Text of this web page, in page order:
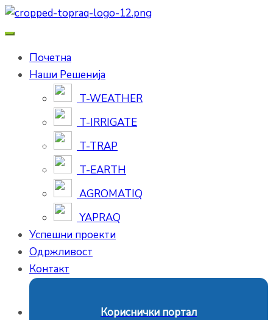
Почетна
Наши Решенија
T-WEATHER
T-IRRIGATE
T-TRAP
T-EARTH
AGROMATIQ
YAPRAQ
Успешни проекти
Одржливост
Контакт
Кориснички портал